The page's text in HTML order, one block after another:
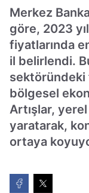
Merkez
göre, 2023
fiyatlarında
il belirlendi.
bölgesel
Artışlar,
yaratarak,
ortaya